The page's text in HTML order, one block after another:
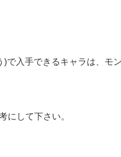
で入手できるキャラは、モ
にして下さい。